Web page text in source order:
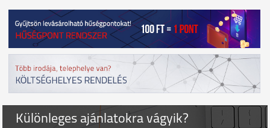
Különleges ajánlatokra vágyik?